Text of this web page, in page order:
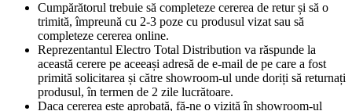
Cumpărătorul trebuie să completeze cererea de retur și să o
trimită, împreună cu 2-3 poze cu produsul vizat sau să
completeze cererea online.
Reprezentantul Electro Total Distribution va răspunde la
această cerere pe aceeași adresă de e-mail de pe care a fost
primită solicitarea și către showroom-ul unde doriți să returnați
produsul, în termen de 2 zile lucrătoare.
Daca cererea este aprobată, fă-ne o vizită în showroom-ul